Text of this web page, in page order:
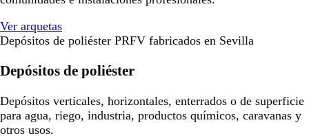
Ver arquetas
Depósitos de poliéster PRFV fabricados en Sevilla
Depósitos de poliéster
Depósitos verticales, horizontales, enterrados o de superficie
para agua, riego, industria, productos químicos, caravanas y
otros usos.